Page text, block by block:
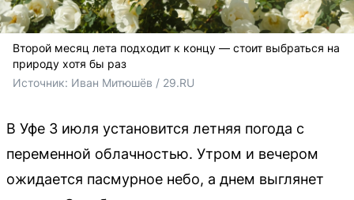
Второй месяц лета подходит к концу — стоит выбраться на
природу хотя бы раз
Источник: Иван Митюшёв / 29.RU
В Уфе 3 июля установится летняя погода с
переменной облачностью. Утром и вечером
ожидается пасмурное небо, а днем выглянет